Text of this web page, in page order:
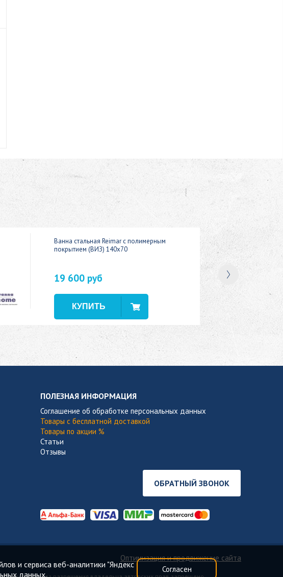
Ванна стальная Reimar с полимерным
покрытием (ВИЗ) 140x70
19 600 руб
ПОЛЕЗНАЯ ИНФОРМАЦИЯ
Соглашение об обработке персональных данных
Товары с бесплатной доставкой
Товары по акции %
Статьи
Отзывы
ОБРАТНЫЙ ЗВОНОК
Оптимизация и продвижение сайта
и сервиса веб-аналитики "Яндекс
данных. Согласен